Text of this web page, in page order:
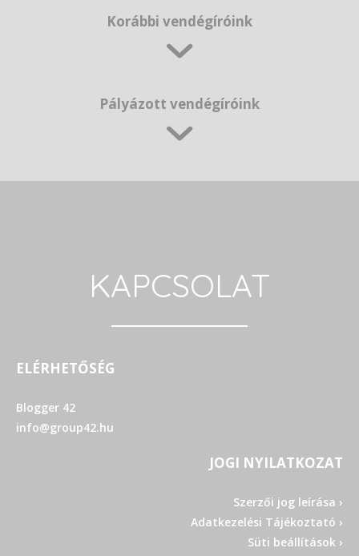
Korábbi vendégíróink
Pályázott vendégíróink
KAPCSOLAT
ELÉRHETŐSÉG
Blogger 42
info@group42.hu
JOGI NYILATKOZAT
Szerzői jog leírása ›
Adatkezelési Tájékoztató ›
Süti beállítások ›